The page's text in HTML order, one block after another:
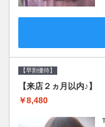
【早割優待】
【来店２ヵ月以内
￥8,480